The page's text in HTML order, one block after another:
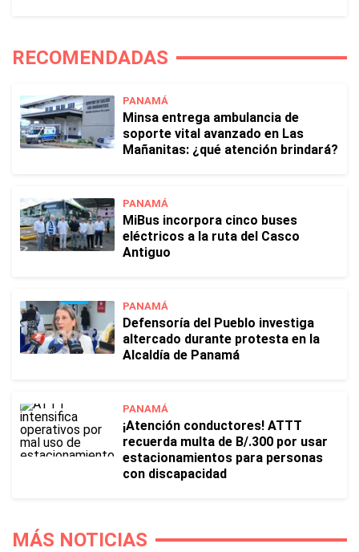
RECOMENDADAS
PANAMÁ
Minsa entrega ambulancia de
soporte vital avanzado en Las
Mañanitas: ¿qué atención brindará?
PANAMÁ
MiBus incorpora cinco buses
eléctricos a la ruta del Casco
Antiguo
PANAMÁ
Defensoría del Pueblo investiga
altercado durante protesta en la
Alcaldía de Panamá
PANAMÁ
¡Atención conductores! ATTT
recuerda multa de B/.300 por usar
estacionamientos para personas
con discapacidad
MÁS NOTICIAS